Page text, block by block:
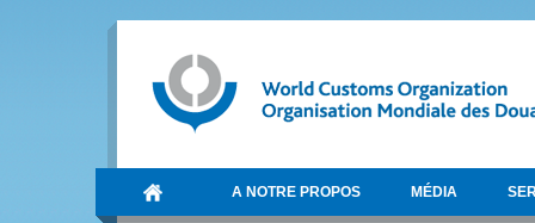
A NOTRE PROPOS MÉDIA